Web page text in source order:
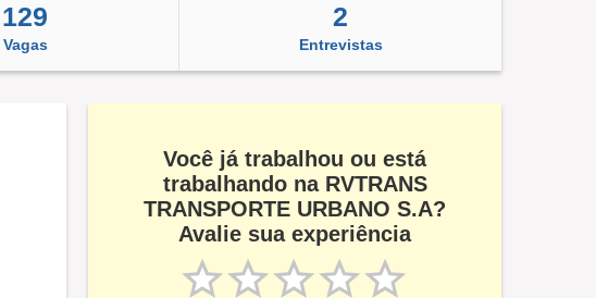
129
Vagas
2
Entrevistas
Você já trabalhou ou está
trabalhando na RVTRANS
TRANSPORTE URBANO S.A?
Avalie sua experiência